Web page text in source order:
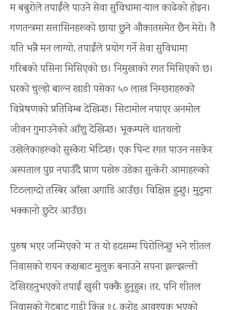
म बबुरोले तपाईंले पाउने सेवा सुविधामा र्‍याल काढेको होइन।
गणतन्त्रमा सत्तासिनहरूको छाया छुने औकातसमेत छैन मेरो। तै
यति भन्नै मन लाग्यो, तपाईंले प्रयोग गर्ने सेवा सुविधामा
गरिबको पसिना मिसिएको छ। निमुखाको रगत मिसिएको छ।
घरको चुल्हो बाल्न खाडी पसेका ५० लाख निम्छराहरुको
विप्रेषणको प्रतिविम्ब देखिन्छ। सिटामोल नपाएर अनमोल
जीवन गुमाउनेको आँशु देखिन्छ। भूकम्पले थातथलो
उखेलेकाहरूको सुस्केरा भेटिन्छ। एक पिन्ट रगत पाउन नसकेर
अस्पताल पुग्न नपाउँदै प्राण पखेरु उडेका सुत्केरी आमाहरूको
टिठलाग्दो तस्बिर आँखा अगाडि आउँछ। विक्षिप्त हुन्छु। मुटुमा
भक्कानो छुटेर आउँछ।
पुरुष भएर जन्मिएको ‘म’ त यो हदसम्म पिरोलिन्छु भने शीतल
निवासको शयन कक्षबाट मुलुक बनाउने सपना झल्झल्ती
देखिरहनुभएको तपाईं खुसी पक्कै हुनुहुन्न। तर, पनि शीतल